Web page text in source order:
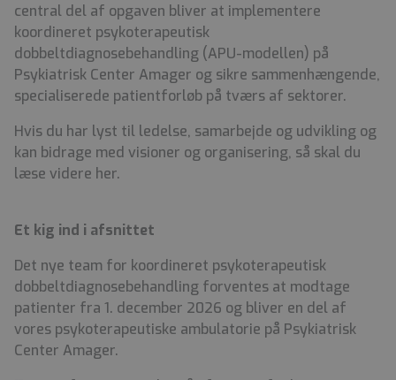
central del af opgaven bliver at implementere
koordineret psykoterapeutisk
dobbeltdiagnosebehandling (APU-modellen) på
Psykiatrisk Center Amager og sikre sammenhængende,
specialiserede patientforløb på tværs af sektorer.
Hvis du har lyst til ledelse, samarbejde og udvikling og
kan bidrage med visioner og organisering, så skal du
læse videre her.
Et kig ind i afsnittet
Det nye team for koordineret psykoterapeutisk
dobbeltdiagnosebehandling forventes at modtage
patienter fra 1. december 2026 og bliver en del af
vores psykoterapeutiske ambulatorie på Psykiatrisk
Center Amager.